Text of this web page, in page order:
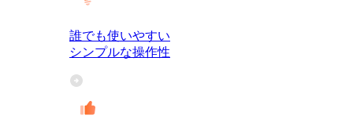
誰でも使いやすい
シンプルな操作性